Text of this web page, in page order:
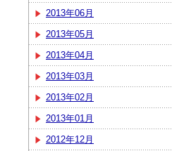
2013年06月
2013年05月
2013年04月
2013年03月
2013年02月
2013年01月
2012年12月